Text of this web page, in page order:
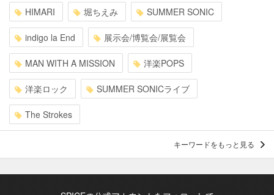
HIMARI 堀ちえみ SUMMER SONIC
indigo la End 展示会/博覧会/展覧会
MAN WITH A MISSION 洋楽POPS
洋楽ロック SUMMER SONICライブ
The Strokes
キーワードをもっと見る